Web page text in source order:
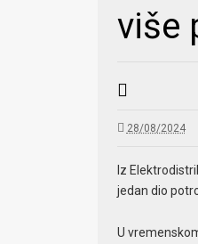
više
28/08/2024
Iz
jedan dio
U